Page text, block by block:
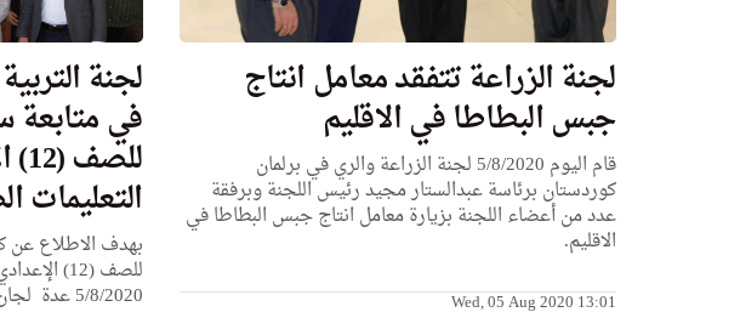
لجنة الزراعة تتفقد معامل انتاج
جبس البطاطا في الاقليم
قام اليوم 5/8/2020 لجنة الزراعة والري في برلمان
كوردستان برئاسة عبدالستار مجيد رئيس اللجنة وبرفقة
عدد من أعضاء اللجنة بزيارة معامل انتاج جبس البطاطا في
الاقليم.
Wed, 05 Aug 2020 13:01
لجنة
في متابعة
التعليمات
بهدف الاطلاع عن
للصف (12)
5/8/2020